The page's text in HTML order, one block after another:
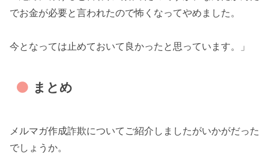
でお金が必要と言われたので怖くなってやめました。
今となっては止めておいて良かったと思っています。」
まとめ
メルマガ作成詐欺についてご紹介しましたがいかがだった
でしょうか。